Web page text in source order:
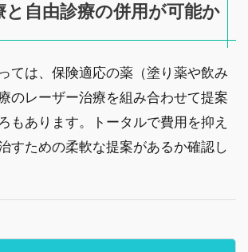
と自由診療の併用が可能か
ては、保険適応の薬（塗り薬や飲み
のレーザー治療を組み合わせて提案
もあります。トータルで費用を抑え
すための柔軟な提案があるか確認し